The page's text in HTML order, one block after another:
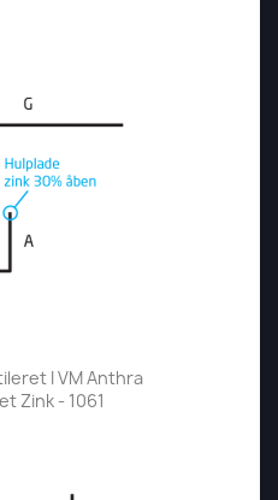
I VM Anthra
Zink - 1061